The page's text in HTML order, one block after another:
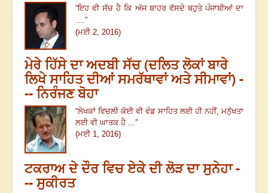
“ਇਹ ਵੀ ਸੱਚ ਹੈ ਕਿ ਅੱਜ ਬਾਹਰ ਵੱਸਦੇ ਬਹੁਤੇ ਪੰਜਾਬੀਆਂ ਦਾ
....”
(ਮਈ 2, 2016)
ਮੇਰੇ ਹਿੱਸੇ ਦਾ ਅਦਬੀ ਸੱਚ (ਦਲਿਤ ਲੋਕਾਂ ਬਾਰੇ
ਲਿਖੇ ਸਾਹਿਤ ਦੀਆਂ ਸਮਰੱਥਾਵਾਂ ਅਤੇ ਸੀਮਾਵਾਂ) -
-- ਨਿਰੰਜਣ ਬੋਹਾ
“ਲੇਖਕਾਂ ਵਿਚਲੀ ਕੋਈ ਵੀ ਵੰਡ ਸਾਹਿਤ ਲਈ ਹੀ ਨਹੀਂ, ਮਨੁੱਖਤਾ
ਲਈ ਵੀ ਘਾਤਕ ਹੈ ...”
(ਮਈ 1, 2016)
ਟਕਰਾਅ ਦੇ ਦੌਰ ਵਿਚ ਏਕੇ ਦੀ ਲੋੜ ਦਾ ਸੁਨੇਹਾ -
-- ਸੁਕੀਰਤ